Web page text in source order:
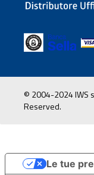
© 2004-2024 IWS
Reserved.
Le tue